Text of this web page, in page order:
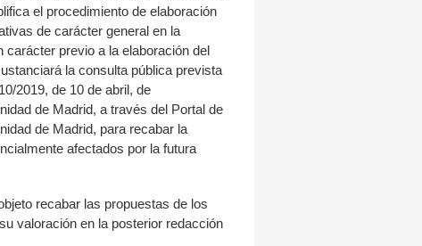
el procedimiento de elaboración
de carácter general en la
carácter previo a la elaboración del
la consulta pública prevista
2019, de 10 de abril, de
de Madrid, a través del Portal de
de Madrid, para recabar la
afectados por la futura
recabar las propuestas de los
valoración en la posterior redacción